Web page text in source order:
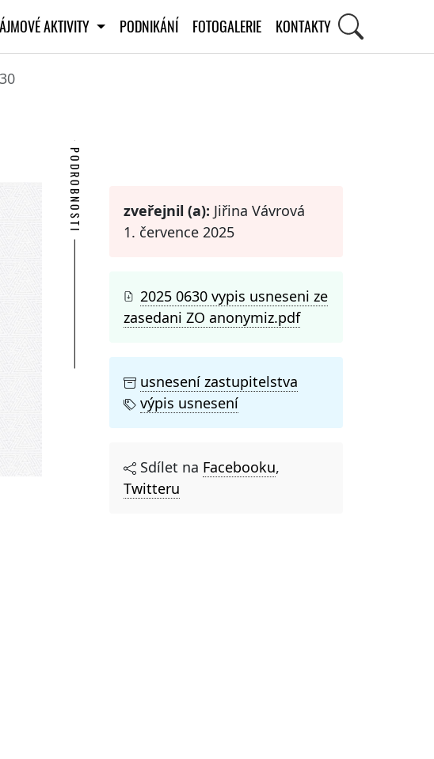
AKTIVITY PODNIKÁNÍ FOTOGALERIE KONTAKTY
PODROBNOSTI zveřejnil (a): Jiřina Vávrová
1. července 2025
2025 0630 vypis usneseni ze
zasedani ZO anonymiz.pdf
usnesení zastupitelstva
výpis usnesení
Sdílet na Facebooku,
Twitteru